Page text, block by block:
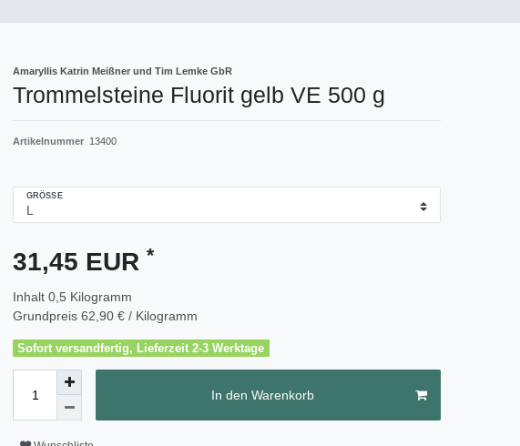
Amaryllis Katrin Meißner und Tim Lemke GbR
Trommelsteine Fluorit gelb VE 500 g
Artikelnummer 13400
GRÖSSE
31,45 EUR *
Inhalt 0,5 Kilogramm
Grundpreis 62,90 € / Kilogramm
Sofort versandfertig, Lieferzeit 2-3 Werktage
In den Warenkorb